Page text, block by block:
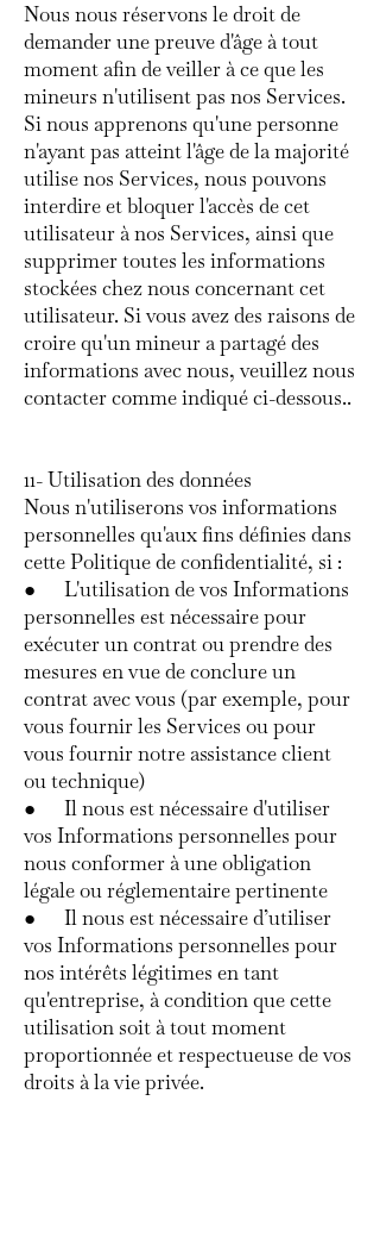
Nous nous réservons le droit de
demander une preuve d'âge à tout
moment afin de veiller à ce que les
mineurs n'utilisent pas nos Services.
Si nous apprenons qu'une personne
n'ayant pas atteint l'âge de la majorité
utilise nos Services, nous pouvons
interdire et bloquer l'accès de cet
utilisateur à nos Services, ainsi que
supprimer toutes les informations
stockées chez nous concernant cet
utilisateur. Si vous avez des raisons de
croire qu'un mineur a partagé des
informations avec nous, veuillez nous
contacter comme indiqué ci-dessous..
11- Utilisation des données
Nous n'utiliserons vos informations
personnelles qu'aux fins définies dans
cette Politique de confidentialité, si :
● L'utilisation de vos Informations
personnelles est nécessaire pour
exécuter un contrat ou prendre des
mesures en vue de conclure un
contrat avec vous (par exemple, pour
vous fournir les Services ou pour
vous fournir notre assistance client
ou technique)
● Il nous est nécessaire d'utiliser
vos Informations personnelles pour
nous conformer à une obligation
légale ou réglementaire pertinente
● Il nous est nécessaire d’utiliser
vos Informations personnelles pour
nos intérêts légitimes en tant
qu'entreprise, à condition que cette
utilisation soit à tout moment
proportionnée et respectueuse de vos
droits à la vie privée.